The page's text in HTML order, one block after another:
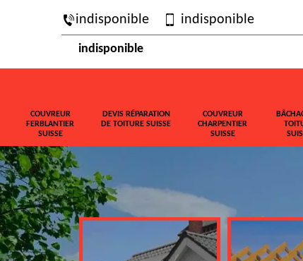
indisponible indisponible
indisponible
COUVREUR
FERBLANTIER
SUISSE
DEVIS RÉPARATION
DE TOITURE SUISSE
COUVREUR
CHARPENTIER
SUISSE